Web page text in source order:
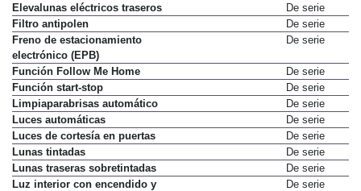
Elevalunas eléctricos traseros
De serie
Filtro antipolen
De serie
Freno de estacionamiento
electrónico (EPB)
De serie
Función Follow Me Home
De serie
Función start-stop
De serie
Limpiaparabrisas automático
De serie
Luces automáticas
De serie
Luces de cortesía en puertas
De serie
Lunas tintadas
De serie
Lunas traseras sobretintadas
De serie
Luz interior con encendido y
De serie